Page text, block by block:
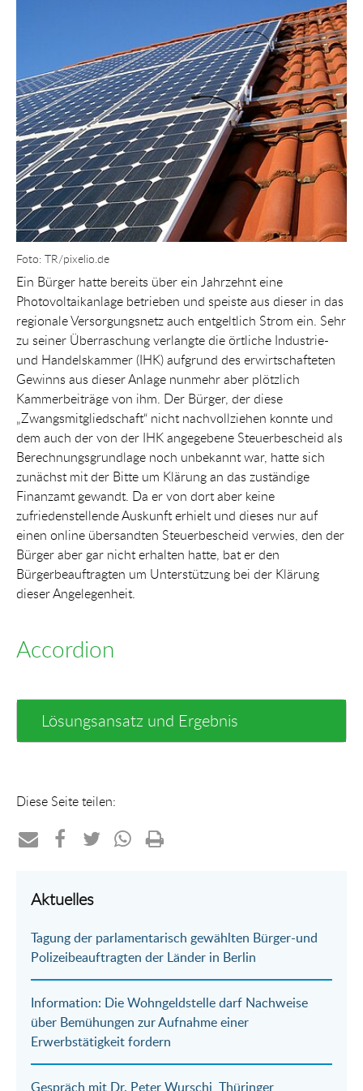
Foto: TR/pixelio.de
Ein Bürger hatte bereits über ein Jahrzehnt eine
Photovoltaikanlage betrieben und speiste aus dieser in das
regionale Versorgungsnetz auch entgeltlich Strom ein. Sehr
zu seiner Überraschung verlangte die örtliche Industrie-
und Handelskammer (IHK) aufgrund des erwirtschafteten
Gewinns aus dieser Anlage nunmehr aber plötzlich
Kammerbeiträge von ihm. Der Bürger, der diese
„Zwangsmitgliedschaft“ nicht nachvollziehen konnte und
dem auch der von der IHK angegebene Steuerbescheid als
Berechnungsgrundlage noch unbekannt war, hatte sich
zunächst mit der Bitte um Klärung an das zuständige
Finanzamt gewandt. Da er von dort aber keine
zufriedenstellende Auskunft erhielt und dieses nur auf
einen online übersandten Steuerbescheid verwies, den der
Bürger aber gar nicht erhalten hatte, bat er den
Bürgerbeauftragten um Unterstützung bei der Klärung
dieser Angelegenheit.
Accordion
Lösungsansatz und Ergebnis
Diese Seite teilen:
per
Mail
auf
Aktuelles
Tagung der parlamentarisch gewählten Bürger-und
Polizeibeauftragten der Länder in Berlin
Information: Die Wohngeldstelle darf Nachweise
über Bemühungen zur Aufnahme einer
Erwerbstätigkeit fordern
Gespräch mit Dr. Peter Wurschi, Thüringer